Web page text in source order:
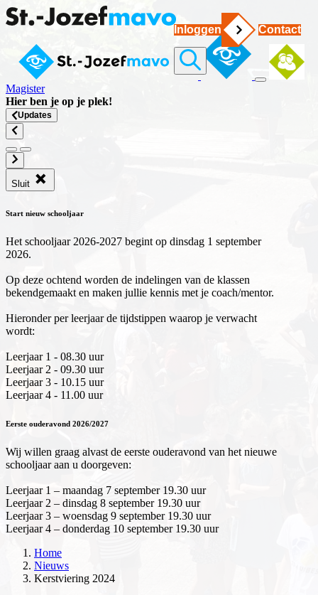
Inloggen Contact
Magister
Hier ben je op je plek!
Updates
Sluit
Start nieuw schooljaar
Het schooljaar 2026-2027 begint op dinsdag 1 september
2026.
Op deze ochtend worden de indelingen van de klassen
bekendgemaakt en maken jullie kennis met je coach/mentor.
Hieronder per leerjaar de tijdstippen waarop je verwacht
wordt:
Leerjaar 1 - 08.30 uur
Leerjaar 2 - 09.30 uur
Leerjaar 3 - 10.15 uur
Leerjaar 4 - 11.00 uur
Eerste ouderavond 2026/2027
Wij willen graag alvast de eerste ouderavond van het nieuwe
schooljaar aan u doorgeven:
Leerjaar 1 – maandag 7 september 19.30 uur
Leerjaar 2 – dinsdag 8 september 19.30 uur
Leerjaar 3 – woensdag 9 september 19.30 uur
Leerjaar 4 – donderdag 10 september 19.30 uur
Home
Nieuws
Kerstviering 2024